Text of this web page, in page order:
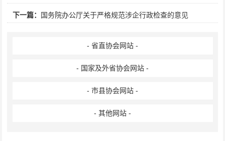
下一篇： 国务院办公厅关于严格规范涉企行政检查的意见
- 省直协会网站 -
- 国家及外省协会网站 -
- 市县协会网站 -
- 其他网站 -